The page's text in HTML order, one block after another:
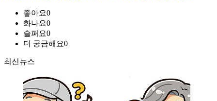
좋아요0
화나요0
슬퍼요0
더 궁금해요0
최신뉴스